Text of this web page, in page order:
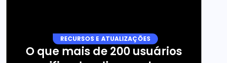
RECURSOS E ATUALIZAÇÕES
O que mais de 200 usuários